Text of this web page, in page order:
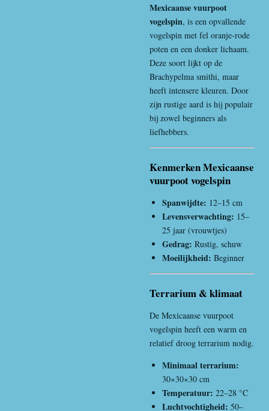
Mexicaanse vuurpoot
vogelspin, is een opvallende
vogelspin met fel oranje-rode
poten en een donker lichaam.
Deze soort lijkt op de
Brachypelma smithi, maar
heeft intensere kleuren. Door
zijn rustige aard is hij populair
bij zowel beginners als
liefhebbers.
Kenmerken Mexicaanse
vuurpoot vogelspin
Spanwijdte: 12–15 cm
Levensverwachting: 15–
25 jaar (vrouwtjes)
Gedrag: Rustig, schuw
Moeilijkheid: Beginner
Terrarium & klimaat
De Mexicaanse vuurpoot
vogelspin heeft een warm en
relatief droog terrarium nodig.
Minimaal terrarium:
30×30×30 cm
Temperatuur: 22–28 °C
Luchtvochtigheid: 50–